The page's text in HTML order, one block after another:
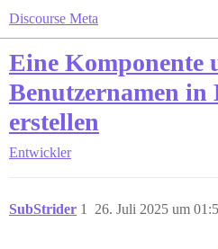
Discourse Meta
Eine Komponente
Benutzernamen in
erstellen
Entwickler
SubStrider 26. Juli 2025 um
1